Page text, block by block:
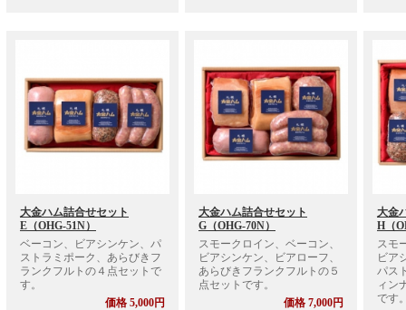
大金ハム詰合せセット
E（OHG-51N）
ベーコン、ビアシンケン、パ
ストラミポーク、あらびきフ
ランクフルトの４点セットで
す。
価格 5,000円
大金ハム詰合せセット
G（OHG-70N）
スモークロイン、ベーコン、
ビアシンケン、ビアローフ、
あらびきフランクフルトの５
点セットです。
価格 7,000円
大金
H（
スモ
ビア
パス
ィン
です